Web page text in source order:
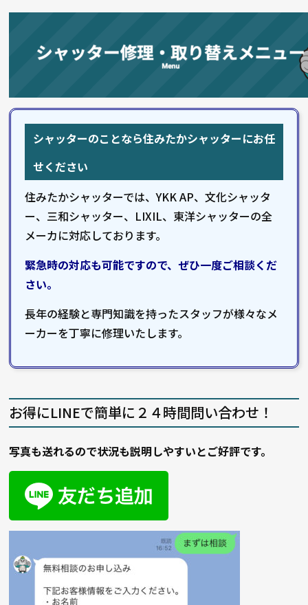
シャッターのことなら住みたかシャッターにお任
せください
住みたかシャッターでは、YKK AP、文化シャッタ
ー、三和シャッター、LIXIL、東洋シャッターの全
メーカに対応しております。
緊急時の対応も可能ですので、ぜひ一度ご相談くだ
さい。
長年の経験と専門知識を持ったスタッフが様々なメ
ーカーを丁寧に修理いたします。
お得にLINEで簡単に２４時間問い合わせ！
写真も送れるので状況も説明しやすいとご好評です。